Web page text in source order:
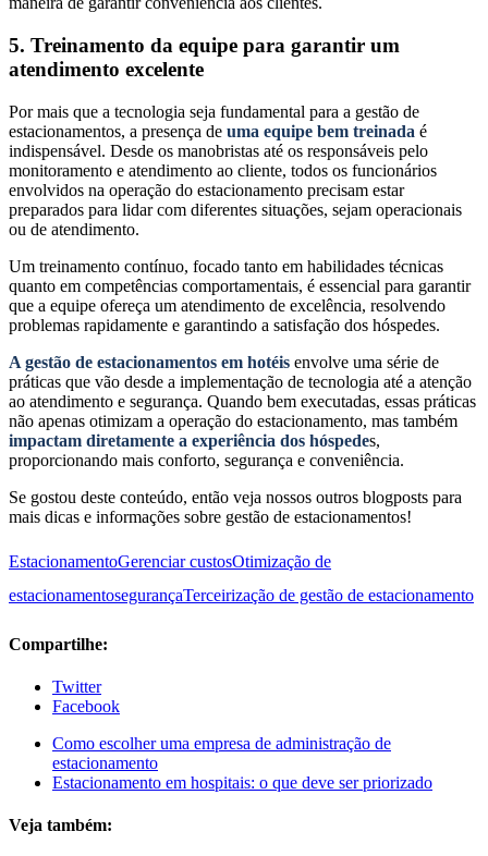
5. Treinamento da equipe para garantir um
atendimento excelente
Por mais que a tecnologia seja fundamental para a gestão de
estacionamentos, a presença de uma equipe bem treinada é
indispensável. Desde os manobristas até os responsáveis pelo
monitoramento e atendimento ao cliente, todos os funcionários
envolvidos na operação do estacionamento precisam estar
preparados para lidar com diferentes situações, sejam operacionais
ou de atendimento.
Um treinamento contínuo, focado tanto em habilidades técnicas
quanto em competências comportamentais, é essencial para garantir
que a equipe ofereça um atendimento de excelência, resolvendo
problemas rapidamente e garantindo a satisfação dos hóspedes.
A gestão de estacionamentos em hotéis envolve uma série de
práticas que vão desde a implementação de tecnologia até a atenção
ao atendimento e segurança. Quando bem executadas, essas práticas
não apenas otimizam a operação do estacionamento, mas também
impactam diretamente a experiência dos hóspedes,
proporcionando mais conforto, segurança e conveniência.
Se gostou deste conteúdo, então veja nossos outros blogposts para
mais dicas e informações sobre gestão de estacionamentos!
EstacionamentoGerenciar custosOtimização de
estacionamentosegurançaTerceirização de gestão de estacionamento
Compartilhe:
Twitter
Facebook
Como escolher uma empresa de administração de
estacionamento
Estacionamento em hospitais: o que deve ser priorizado
Veja também: